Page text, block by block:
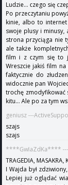
Ludzie... czego się
Po przeczytaniu
kinie, albo to
swoje plusy i minusy,
strona przyciąga nie
ale także
film i z czym się to
Wreszcie jakiś film
faktycznie do
widocznie pan
trochę
kitu... Ale po za tym
geniusz ---
szajs
szajs
****GwIaZdKa**** ---
TRAGEDIA, MASAKRA,
I Wajda był
Lepiej już oglądać